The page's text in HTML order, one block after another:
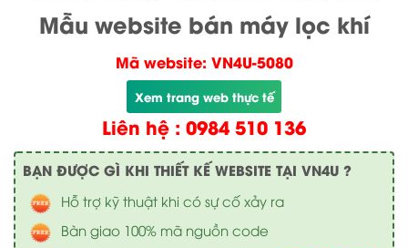
Mẫu website bán máy lọc khí
Mã website: VN4U-5080
Xem trang web thực tế
Liên hệ : 0984 510 136
BẠN ĐƯỢC GÌ KHI THIẾT KẾ WEBSITE TẠI VN4U ?
Hỗ trợ kỹ thuật khi có sự cố xảy ra
Bàn giao 100% mã nguồn code